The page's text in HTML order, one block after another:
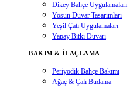
Dikey Bahçe Uygulamaları
Yosun Duvar Tasarımları
Yeşil Çatı Uygulamaları
Yapay Bitki Duvarı
BAKIM & İLAÇLAMA
Periyodik Bahçe Bakımı
Ağaç & Çalı Budama